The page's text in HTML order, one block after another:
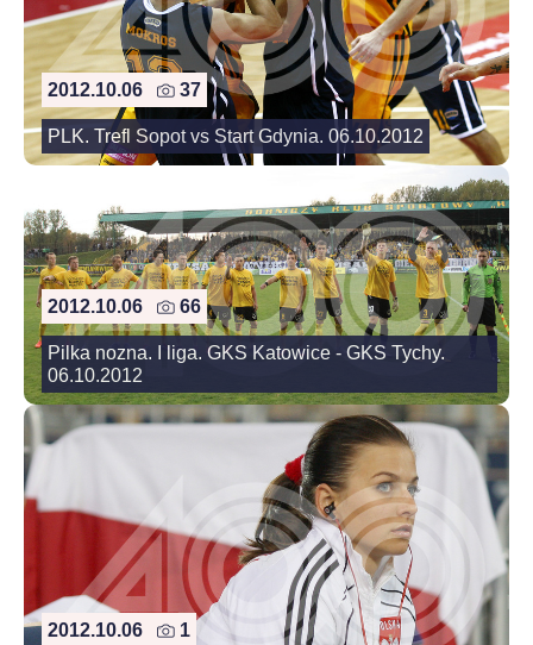
2012.10.06 37
PLK. Trefl Sopot vs Start Gdynia. 06.10.2012
2012.10.06 66
Pilka nozna. I liga. GKS Katowice - GKS Tychy.
06.10.2012
2012.10.06 1